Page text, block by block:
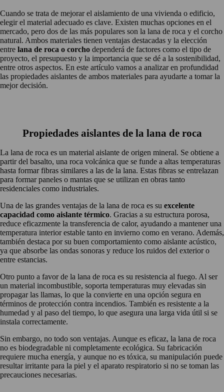
Cuando se trata de mejorar el aislamiento de una vivienda o edificio,
elegir el material adecuado es clave. Existen muchas opciones en el
mercado, pero dos de las más populares son la lana de roca y el corcho
natural. Ambos materiales tienen ventajas destacadas y la elección
entre lana de roca o corcho dependerá de factores como el tipo de
proyecto, el presupuesto y la importancia que se dé a la sostenibilidad,
entre otros aspectos. En este artículo vamos a analizar en profundidad
las propiedades aislantes de ambos materiales para ayudarte a tomar la
mejor decisión.
Propiedades aislantes de la lana de roca
La lana de roca es un material aislante de origen mineral. Se obtiene a
partir del basalto, una roca volcánica que se funde a altas temperaturas
hasta formar fibras similares a las de la lana. Estas fibras se entrelazan
para formar paneles o mantas que se utilizan en obras tanto
residenciales como industriales.
Una de las grandes ventajas de la lana de roca es su excelente
capacidad como aislante térmico. Gracias a su estructura porosa,
reduce eficazmente la transferencia de calor, ayudando a mantener una
temperatura interior estable tanto en invierno como en verano. Además,
también destaca por su buen comportamiento como aislante acústico,
ya que absorbe las ondas sonoras y reduce los ruidos del exterior o
entre estancias.
Otro punto a favor de la lana de roca es su resistencia al fuego. Al ser
un material incombustible, soporta temperaturas muy elevadas sin
propagar las llamas, lo que la convierte en una opción segura en
términos de protección contra incendios. También es resistente a la
humedad y al paso del tiempo, lo que asegura una larga vida útil si se
instala correctamente.
Sin embargo, no todo son ventajas. Aunque es eficaz, la lana de roca
no es biodegradable ni completamente ecológica. Su fabricación
requiere mucha energía, y aunque no es tóxica, su manipulación puede
resultar irritante para la piel y el aparato respiratorio si no se toman las
precauciones necesarias.